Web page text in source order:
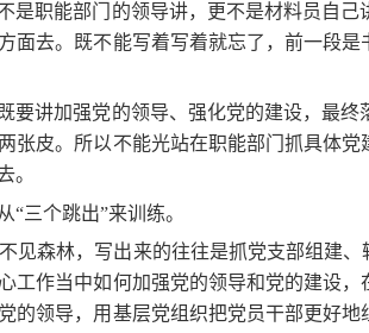
是职能部门的领导讲，更不是材料员自
面去。既不能写着写着就忘了，前一段
要讲加强党的领导、强化党的建设，最
张皮。所以不能光站在职能部门抓具体
。
“三个跳出”来训练。
见森林，写出来的往往是抓党支部组建
作当中如何加强党的领导和党的建设
的领导，用基层党组织把党员干部更好